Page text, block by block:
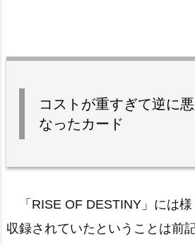
コストが重すぎて逆に
なったカード
「RISE OF DESTINY」には様
収録されていたということは前